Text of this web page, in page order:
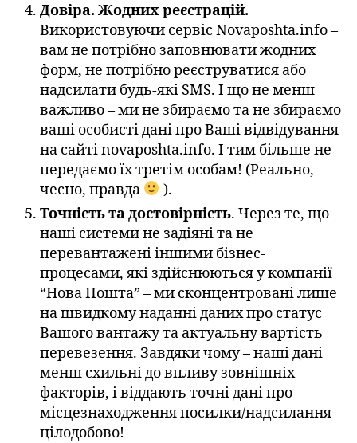
Довіра. Жодних реєстрацій.
Використовуючи сервіс Novaposhta.info –
вам не потрібно заповнювати жодних
форм, не потрібно реєструватися або
надсилати будь-які SMS. І що не менш
важливо – ми не збираємо та не збираємо
ваші особисті дані про Ваші відвідування
на сайті novaposhta.info. І тим більше не
передаємо їх третім особам! (Реально,
чесно, правда
).
Точність та достовірність. Через те, що
наші системи не задіяні та не
перевантажені іншими бізнес-
процесами, які здійснюються у компанії
“Нова Пошта” – ми сконцентровані лише
на швидкому наданні даних про статус
Вашого вантажу та актуальну вартість
перевезення. Завдяки чому – наші дані
менш схильні до впливу зовнішніх
факторів, і віддають точні дані про
місцезнаходження посилки/надсилання
цілодобово!